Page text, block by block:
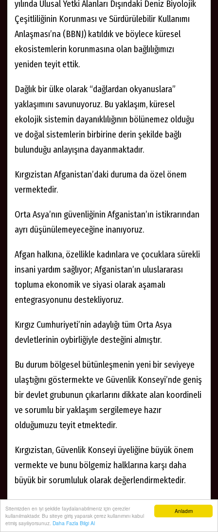
Anladım
Sitemizden en iyi şekilde faydalanabilmeniz için çerezler
kullanılmaktadır. Bu siteye giriş yaparak çerez kullanımını kabul
etmiş sayılıyorsunuz. Daha Fazla Bilgi Al
yılında Ulusal Yetki Alanları Dışındaki Deniz Biyolojik
Çeşitliliğinin Korunması ve Sürdürülebilir Kullanımı
Anlaşması’na (BBNJ) katıldık ve böylece küresel
ekosistemlerin korunmasına olan bağlılığımızı
yeniden teyit ettik.
Dağlık bir ülke olarak “dağlardan okyanuslara”
yaklaşımını savunuyoruz. Bu yaklaşım, küresel
ekolojik sistemin dayanıklılığının bölünemez olduğu
ve doğal sistemlerin birbirine derin şekilde bağlı
bulunduğu anlayışına dayanmaktadır.
Kırgızistan Afganistan’daki duruma da özel önem
vermektedir.
Orta Asya’nın güvenliğinin Afganistan’ın istikrarından
ayrı düşünülemeyeceğine inanıyoruz.
Afgan halkına, özellikle kadınlara ve çocuklara sürekli
insani yardım sağlıyor; Afganistan’ın uluslararası
topluma ekonomik ve siyasi olarak aşamalı
entegrasyonunu destekliyoruz.
Kırgız Cumhuriyeti’nin adaylığı tüm Orta Asya
devletlerinin oybirliğiyle desteğini almıştır.
Bu durum bölgesel bütünleşmenin yeni bir seviyeye
ulaştığını göstermekte ve Güvenlik Konseyi’nde geniş
bir devlet grubunun çıkarlarını dikkate alan koordineli
ve sorumlu bir yaklaşım sergilemeye hazır
olduğumuzu teyit etmektedir.
Kırgızistan, Güvenlik Konseyi üyeliğine büyük önem
vermekte ve bunu bölgemiz halklarına karşı daha
büyük bir sorumluluk olarak değerlendirmektedir.
Bugün mesele yalnızca temsil değildir; uluslararası
sistemin yönetilebilirliği doğrudan Güvenlik